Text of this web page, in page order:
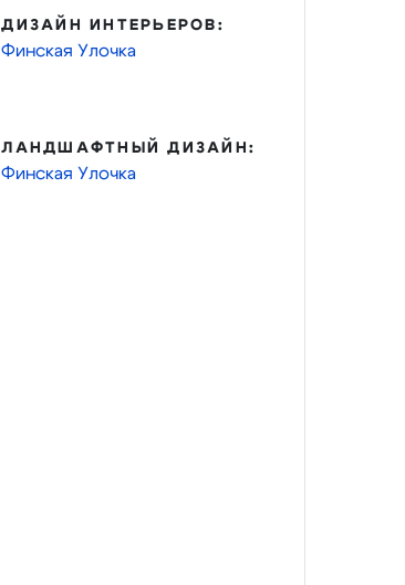
ДИЗАЙН ИНТЕРЬЕРОВ:
Финская Улочка
ЛАНДШАФТНЫЙ ДИЗАЙН:
Финская Улочка